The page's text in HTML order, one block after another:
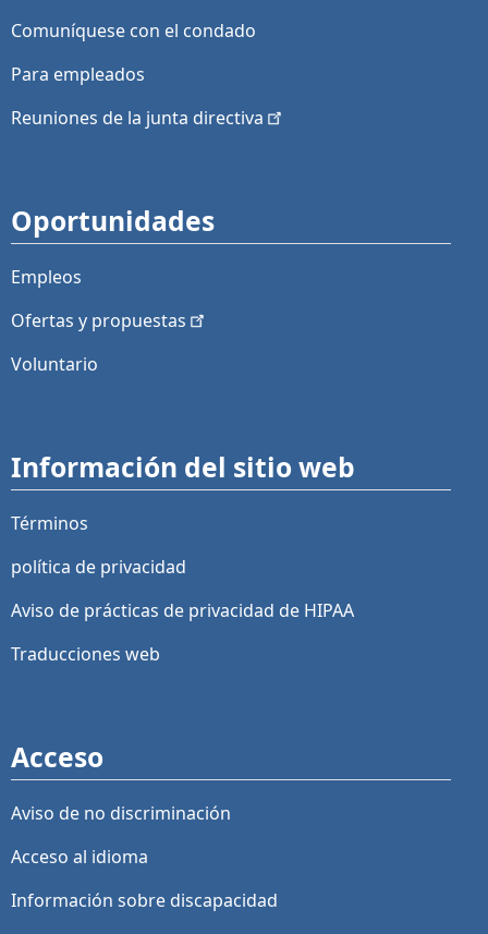
Comuníquese con el condado
Para empleados
Reuniones de la junta directiva
Oportunidades
Empleos
Ofertas y propuestas
Voluntario
Información del sitio web
Términos
política de privacidad
Aviso de prácticas de privacidad de HIPAA
Traducciones web
Acceso
Aviso de no discriminación
Acceso al idioma
Información sobre discapacidad